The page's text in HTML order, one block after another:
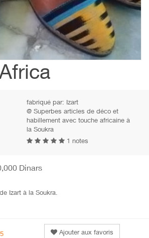
fabriqué par: Izart
@ Superbes articles de déco et
habillement avec touche africaine à
la Soukra
1 notes
Dinars
Izart à la Soukra.
Ajouter aux favoris